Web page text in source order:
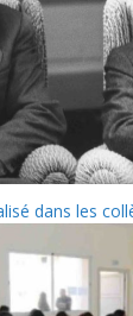
dans les